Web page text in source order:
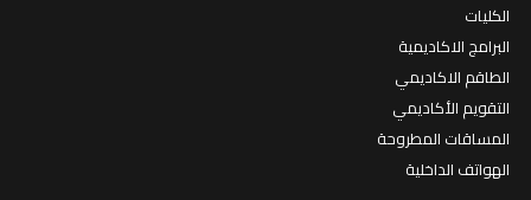
الكليات
البرامج الاكاديمية
الطاقم الاكاديمي
التقويم الأكاديمي
المساقات المطروحة
الهواتف الداخلية